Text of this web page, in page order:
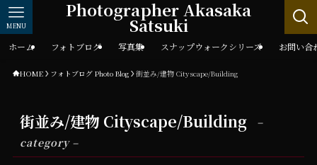
Photographer Akasaka
Satsuki
MENU
ホーム フォトブログ 写真集 スナップウォークシリーズ お問い合
HOME フォトブログ Photo Blog 街並み/建物 Cityscape/Building
街並み/建物 Cityscape/Building
–
category –